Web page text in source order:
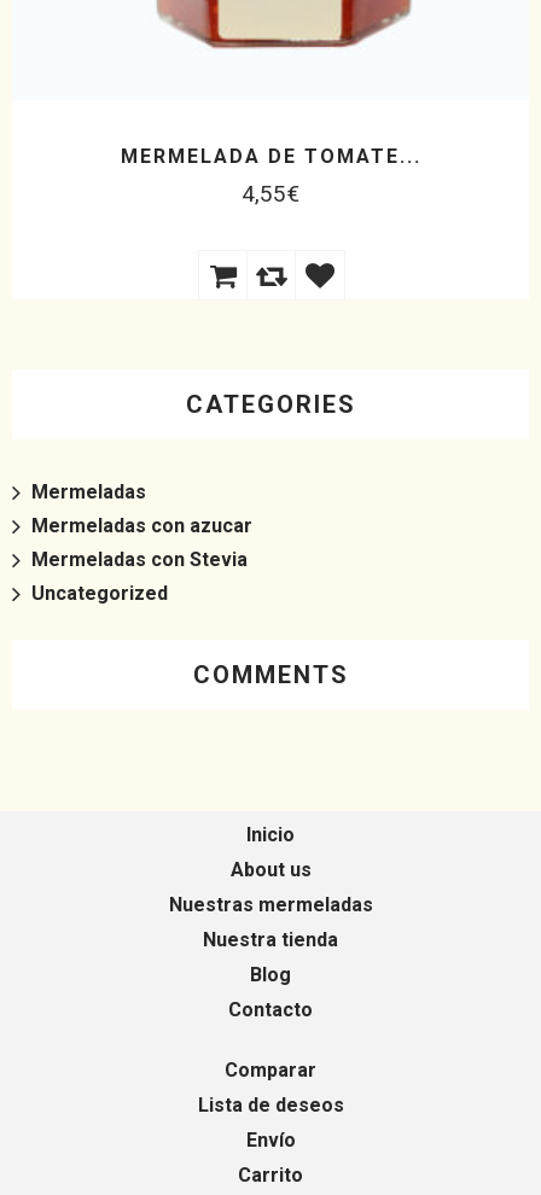
MERMELADA DE TOMATE...
4,55€
CATEGORIES
Mermeladas
Mermeladas con azucar
Mermeladas con Stevia
Uncategorized
COMMENTS
Inicio
About us
Nuestras mermeladas
Nuestra tienda
Blog
Contacto
Comparar
Lista de deseos
Envío
Carrito